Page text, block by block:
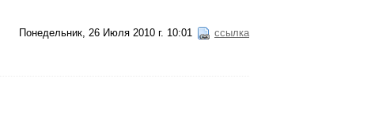
Понедельник, 26 Июля 2010 г. 10:01 ссылка